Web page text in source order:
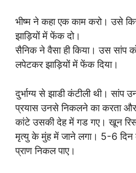
भीष्म ने कहा एक काम करो। उसे
झाड़ियों में फेंक दो।
सैनिक ने वैसा ही किया। उस सांप
लपेटकर झाड़ियों में फेंक दिया।
दुर्भाग्य से झाडी कंटीली थी। सांप
प्रयास उनसे निकलने का करता
कांटे उसकी देह में गड गए। खून
मृत्यु के मुंह में जाने लगा। 5-6
प्राण निकल पाए।